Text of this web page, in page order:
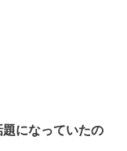
になっていたの